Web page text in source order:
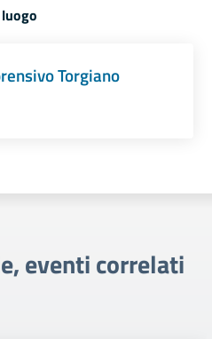
Torgiano
eventi correlati